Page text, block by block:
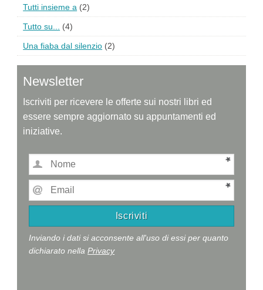
Tutti insieme a (2)
Tutto su... (4)
Una fiaba dal silenzio (2)
Newsletter
Iscriviti per ricevere le offerte sui nostri libri ed
essere sempre aggiornato su appuntamenti ed
iniziative.
Inviando i dati si acconsente all'uso di essi per quanto
dichiarato nellaPrivacy